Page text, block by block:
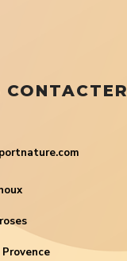
CONTACTER